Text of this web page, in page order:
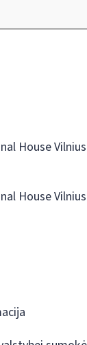
House
House